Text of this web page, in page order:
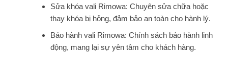
Sửa khóa vali Rimowa: Chuyên sửa chữa hoặc
thay khóa bị hỏng, đảm bảo an toàn cho hành lý.
Bảo hành vali Rimowa: Chính sách bảo hành linh
động, mang lại sự yên tâm cho khách hàng.